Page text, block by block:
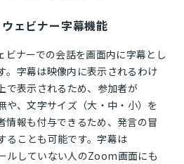
ェビナー字幕機能
ナーでの会話を画面内に字幕とし
。字幕は映像内に表示されるわけ
表示されるため、参加者が
、文字サイズ（大・中・小）を
情報も付与できるため、発言の冒
ることも可能です。字幕は
ルしていない人のZoom画面にも